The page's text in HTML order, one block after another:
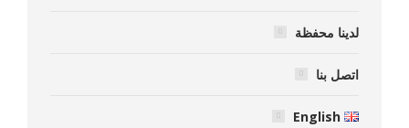
لدينا محفظة
اتصل بنا
English